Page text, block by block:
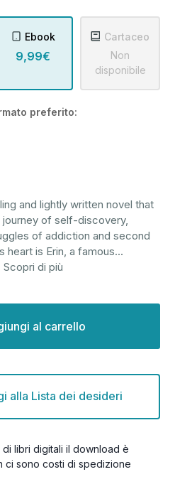
Ebook
9,99€
Cartaceo
Non
disponibile
preferito:
and lightly written novel that
journey of self-discovery,
of addiction and second
heart is Erin, a famous...
Scopri di più
alla Lista dei desideri
libri digitali il download è
ci sono costi di spedizione